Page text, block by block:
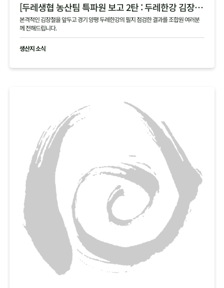
[두레생협 농산팀 특파원 보고 2탄 : 두레한강 김장 채소 필지 점검 현황 공유]
본격적인 김장철을 앞두고 경기 양평 두레한강의 필지 점검한 결과를 조합원 여러분
께 전해드립니다.
생산지 소식